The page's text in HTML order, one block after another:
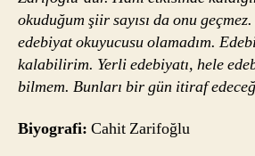
okuduğum şiir sayısı da onu
edebiyat okuyucusu olamadım.
kalabilirim. Yerli edebiyatı, hele
bilmem. Bunları bir gün itiraf
Biyografi: Cahit Zarifoğlu